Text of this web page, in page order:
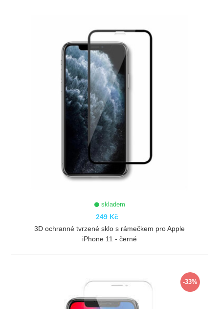
skladem
249 Kč
3D ochranné tvrzené sklo s rámečkem pro Apple
iPhone 11 - černé
-33%